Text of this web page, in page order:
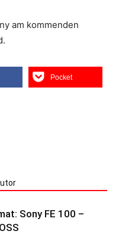
am kommenden
Pocket
Sony FE 100 –